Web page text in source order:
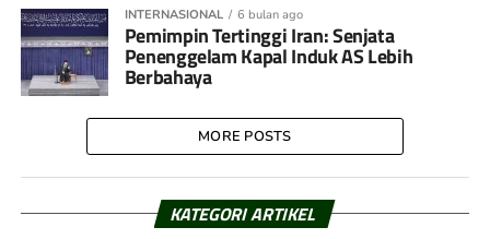
INTERNASIONAL 6 bulan ago
Pemimpin Tertinggi Iran: Senjata
Penenggelam Kapal Induk AS Lebih
Berbahaya
MORE POSTS
KATEGORI ARTIKEL